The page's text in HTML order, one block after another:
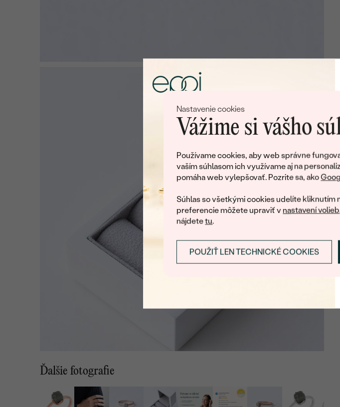
Nastavenie cookies
Vážime si vášho
Používame cookies, aby web správne
vaším súhlasom ich využívame aj na
pomáha web vylepšovať. Pozrite sa, ako
Súhlas so všetkými cookies udelíte kliknutím
preferencie môžete upraviť v nastavení volieb
nájdetetu.
POUŽIŤ LEN TECHNICKÉ COOKIES
Ďalšie fotografie